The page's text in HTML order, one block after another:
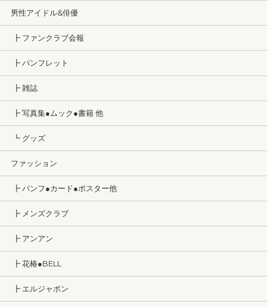
男性アイドル&俳優
┣ ファンクラブ会報
┣ パンフレット
┣ 雑誌
┣ 写真集●ムック●書籍 他
┗ グッズ
ファッション
┣ パンフ●カード●ポスター他
┣ メンズクラブ
┣ アンアン
┣ 花椿●BELL
┣ エルジャポン